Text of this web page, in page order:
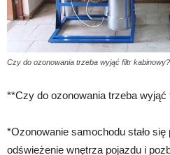
Czy do ozonowania trzeba wyjąć filtr kabinowy?
**Czy do ozonowania trzeba wyjąć
*Ozonowanie samochodu stało
odświeżenie wnętrza pojazdu i